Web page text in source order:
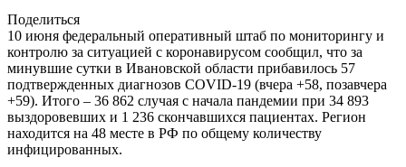
Поделиться
10 июня федеральный оперативный штаб по мониторингу и
контролю за ситуацией с коронавирусом сообщил, что за
минувшие сутки в Ивановской области прибавилось 57
подтвержденных диагнозов COVID-19 (вчера +58, позавчера
+59). Итого – 36 862 случая с начала пандемии при 34 893
выздоровевших и 1 236 скончавшихся пациентах. Регион
находится на 48 месте в РФ по общему количеству
инфицированных.